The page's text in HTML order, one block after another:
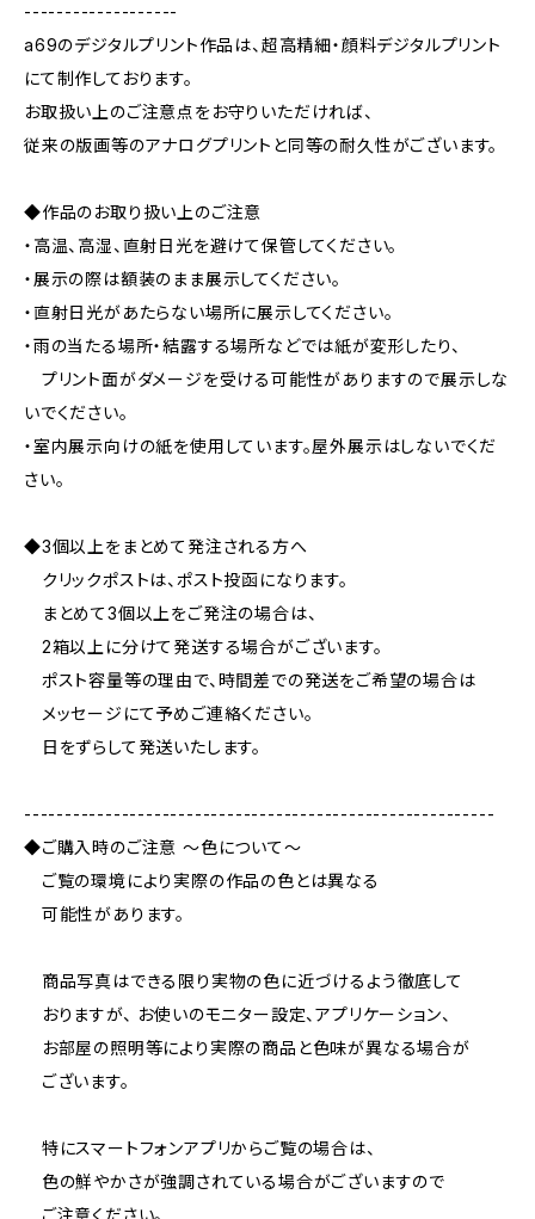
-------------------
a69のデジタルプリント作品は、超高精細・顔料デジタルプリント
にて制作しております。
お取扱い上のご注意点をお守りいただければ、
従来の版画等のアナログプリントと同等の耐久性がございます。
◆作品のお取り扱い上のご注意
・高温、高湿、直射日光を避けて保管してください。
・展示の際は額装のまま展示してください。
・直射日光があたらない場所に展示してください。
・雨の当たる場所・結露する場所などでは紙が変形したり、
プリント面がダメージを受ける可能性がありますので展示しな
いでください。
・室内展示向けの紙を使用しています。屋外展示はしないでくだ
さい。
◆3個以上をまとめて発注される方へ
クリックポストは、ポスト投函になります。
まとめて3個以上をご発注の場合は、
2箱以上に分けて発送する場合がございます。
ポスト容量等の理由で、時間差での発送をご希望の場合は
メッセージにて予めご連絡ください。
日をずらして発送いたします。
----------------------------------------------------------
◆ご購入時のご注意 ～色について～
ご覧の環境により実際の作品の色とは異なる
可能性があります。
商品写真はできる限り実物の色に近づけるよう徹底して
おりますが、 お使いのモニター設定、アプリケーション、
お部屋の照明等により実際の商品と色味が異なる場合が
ございます。
特にスマートフォンアプリからご覧の場合は、
色の鮮やかさが強調されている場合がございますので
ご注意ください。